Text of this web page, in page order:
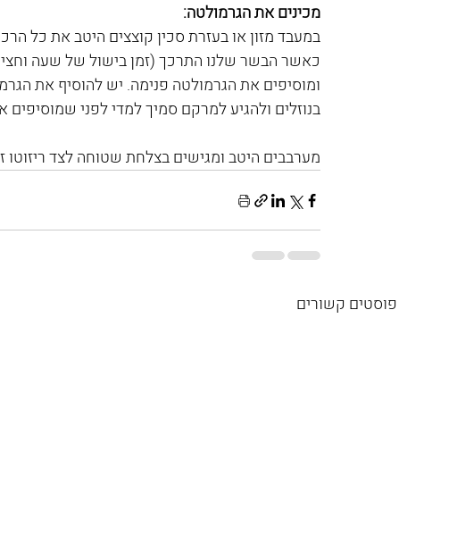
מכינים את הגרמולטה:
במעבד מזון או בעזרת סכין קוצצים היטב את כל
כאשר הבשר שלנו התרכך (זמן בישול של שעה
ומוסיפים את הגרמולטה פנימה. יש להוסיף את
בנוזלים ולהגיע למרקם סמיך למדי לפני שמוסיפים
מערבבים היטב ומגישים בצלחת שטוחה לצד ריזוטו
פוסטים קשורים